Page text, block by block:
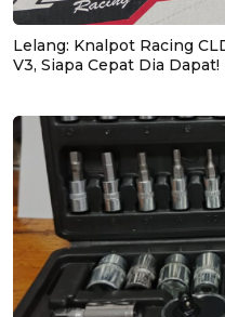
Lelang: Knalpot Racing
V3, Siapa Cepat Dia Dapat!